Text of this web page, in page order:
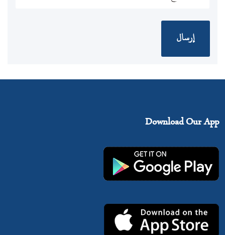
Download Our App